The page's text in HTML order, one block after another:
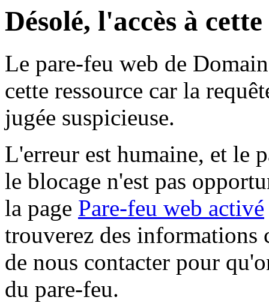
Désolé, l'accès à
Le pare-feu web de
cette ressource car la
jugée suspicieuse.
L'erreur est humaine, et le
le blocage n'est pas
la page Pare-feu web activé
trouverez des informations
de nous contacter pour
du pare-feu.